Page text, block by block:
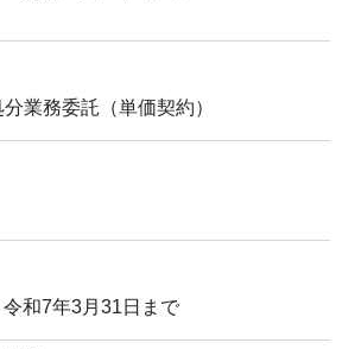
業務委託（単価契約）
和7年3月31日まで